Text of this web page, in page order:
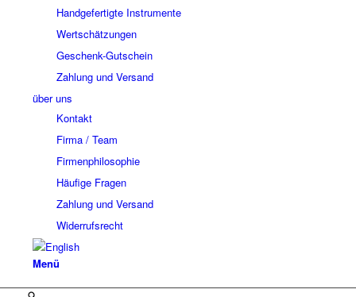
Handgefertigte Instrumente
Wertschätzungen
Geschenk-Gutschein
Zahlung und Versand
über uns
Kontakt
Firma / Team
Firmenphilosophie
Häufige Fragen
Zahlung und Versand
Widerrufsrecht
Menü